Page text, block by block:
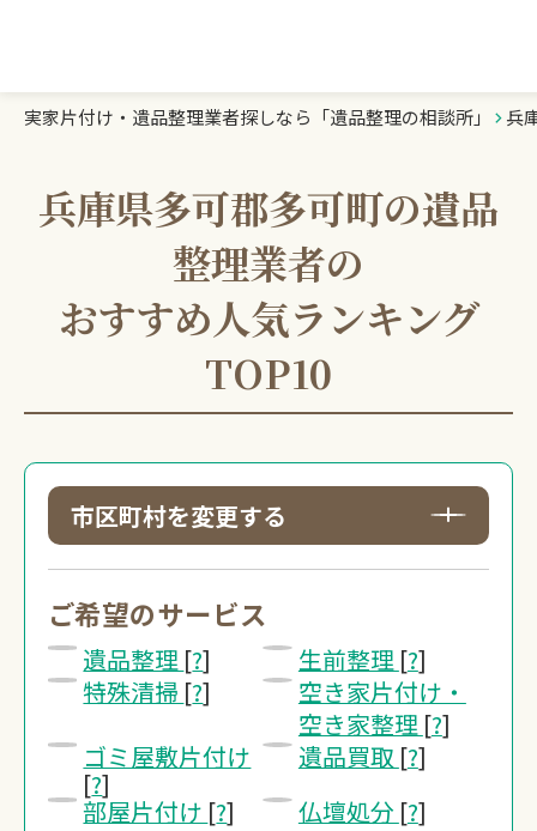
0120-20-
無料・24時間受付
Webで無料見積
遺品整理の相談所TOP
業者を探す
ランキング
初めての方へ
豆知識
お急ぎの方はこちら
実家片付け・遺品整理業者探しなら「遺品整理の相談所」 兵
兵庫県多可郡多可町の遺品
整理業者の
おすすめ人気ランキング
TOP10
市区町村を変更する
ご希望のサービス
遺品整理 [?] 生前整理 [?]
特殊清掃 [?]
空き家片付け・
空き家整理 [?]
ゴミ屋敷片付け
[?]
遺品買取 [?]
部屋片付け [?] 仏壇処分 [?]